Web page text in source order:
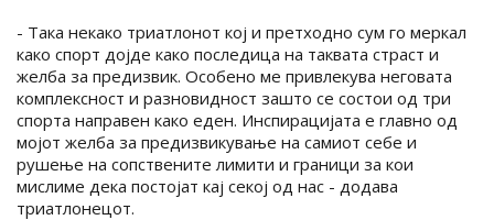
- Така некако триатлонот кој и претходно сум го меркал
како спорт дојде како последица на таквата страст и
желба за предизвик. Особено ме привлекува неговата
комплексност и разновидност зашто се состои од три
спорта направен како еден. Инспирацијата е главно од
мојот желба за предизвикување на самиот себе и
рушење на сопствените лимити и граници за кои
мислиме дека постојат кај секој од нас - додава
триатлонецот.